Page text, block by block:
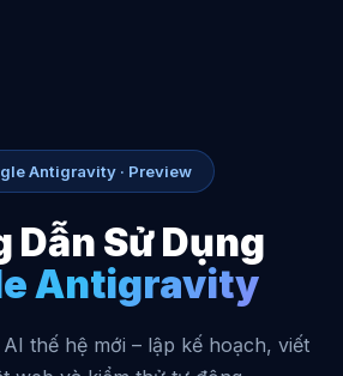
Antigravity · Preview
Dẫn Sử Dụng
Antigravity
thế hệ mới – lập kế hoạch, viết